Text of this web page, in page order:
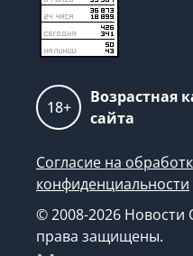
18+
Возрастная
сайта
Согласие на
конфиденциальности
© 2008-2026 Новости
права защищены.